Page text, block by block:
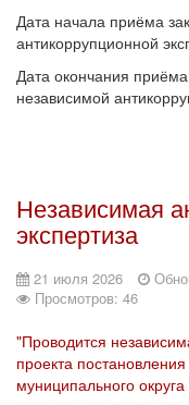
Дата начала приёма
антикоррупционной
Дата окончания
независимой
Независимая
экспертиза
21 июля 2026
Просмотров: 46
"Проводится
проекта
муниципального